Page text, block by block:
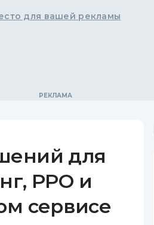
для вашей рекламы
для
РРО и
сервисе